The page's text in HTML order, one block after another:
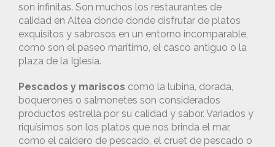
son infinitas. Son muchos los restaurantes de
calidad en Altea donde donde disfrutar de platos
exquisitos y sabrosos en un entorno incomparable,
como son el paseo marítimo, el casco antiguo o la
plaza de la Iglesia.
Pescados y mariscos como la lubina, dorada,
boquerones o salmonetes son considerados
productos estrella por su calidad y sabor. Variados y
riquísimos son los platos que nos brinda el mar,
como el caldero de pescado, el cruet de pescado o